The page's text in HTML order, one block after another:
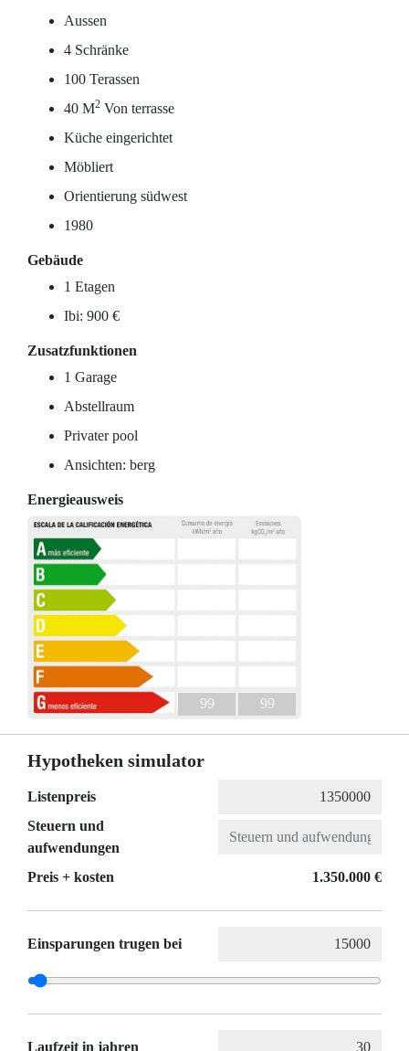
Aussen
4 Schränke
100 Terassen
40 M2 Von terrasse
Küche eingerichtet
Möbliert
Orientierung südwest
1980
Gebäude
1 Etagen
Ibi: 900 €
Zusatzfunktionen
1 Garage
Abstellraum
Privater pool
Ansichten: berg
Energieausweis
99 99
Hypotheken simulator
Listenpreis
Steuern und
aufwendungen
Preis + kosten
1.350.000 €
Einsparungen trugen bei
Laufzeit in jahren